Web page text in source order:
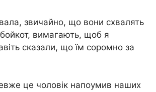
звичайно, що вони схвалять
вимагають, щоб я
сказали, що їм соромно за
це чоловік напоумив наших